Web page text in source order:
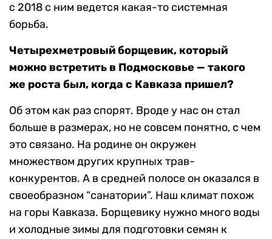
с 2018 с ним ведется какая-то системная
борьба.
Четырехметровый борщевик, который
можно встретить в Подмосковье — такого
же роста был, когда с Кавказа пришел?
Об этом как раз спорят. Вроде у нас он стал
больше в размерах, но не совсем понятно, с чем
это связано. На родине он окружен
множеством других крупных трав-
конкурентов. А в средней полосе он оказался в
своеобразном “санатории”. Наш климат похож
на горы Кавказа. Борщевику нужно много воды
и холодные зимы для подготовки семян к